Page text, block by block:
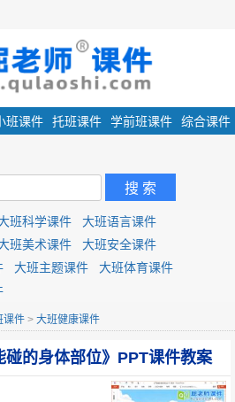
班课件 托班课件 学前班课件
综合课件
班科学课件
大班语言课件
班美术课件
大班安全课件
大班主题课件
大班体育课件
课件 > 大班健康课件
碰的身体部位》PPT课件教案